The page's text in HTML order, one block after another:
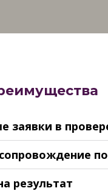
заявки в
результат